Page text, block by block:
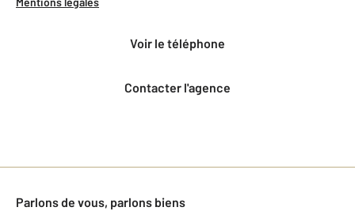
voir le téléphone
Contacter l'agence
Parlons de vous, parlons biens